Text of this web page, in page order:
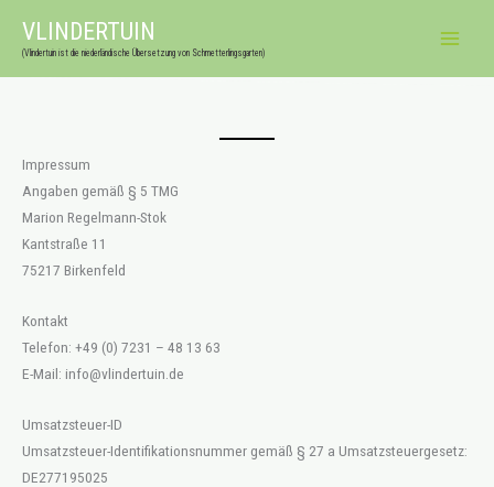
InhaltVLINDERTUIN
(Vlindertuin ist die niederländische Übersetzung von Schmetterlingsgarten)
Impressum
Angaben gemäß § 5 TMG
Marion Regelmann-Stok
Kantstraße 11
75217 Birkenfeld
Kontakt
Telefon: +49 (0) 7231 – 48 13 63
E-Mail: info@vlindertuin.de
Umsatzsteuer-ID
Umsatzsteuer-Identifikationsnummer gemäß § 27 a Umsatzsteuergesetz:
DE277195025